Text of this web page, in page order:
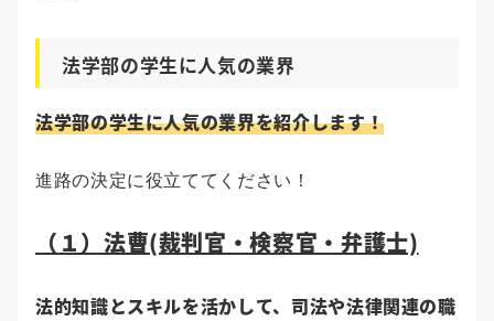
法学部の学生に人気の業界
法学部の学生に人気の業界を紹介します！
進路の決定に役立ててください！
（１）法曹(裁判官・検察官・弁護士)
法的知識とスキルを活かして、司法や法律関連の職